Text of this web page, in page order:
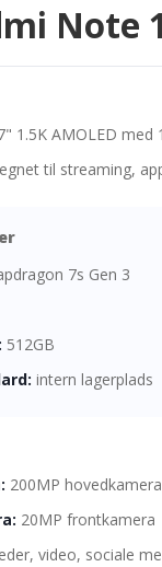
Note
1.5K AMOLED med
til streaming,
7s Gen 3
512GB
intern lagerplads
200MP
20MP frontkamera
video, sociale